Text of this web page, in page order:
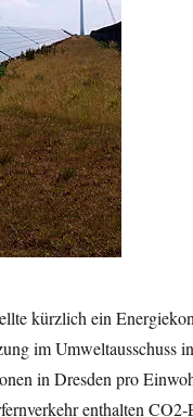
kürzlich ein
im Umweltausschuss
in Dresden pro
enthalten